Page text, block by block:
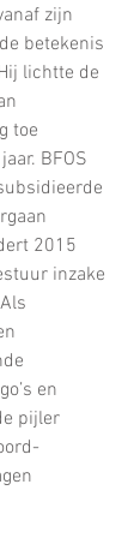
zijn
betekenis
lichtte de
toe
BFOS
2015
inzake
en
pijler